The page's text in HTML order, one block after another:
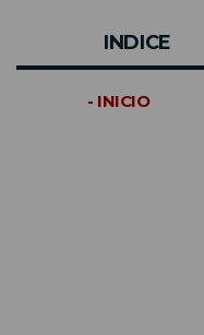
INDICE
- INICIO